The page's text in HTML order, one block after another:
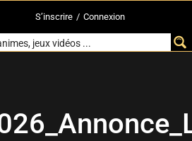
S’inscrire / Connexion